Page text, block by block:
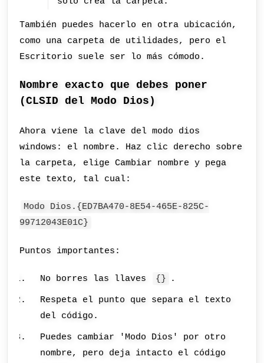
También puedes hacerlo en otra ubicación,
como una carpeta de utilidades, pero el
Escritorio suele ser lo más cómodo.
Nombre exacto que debes poner
(CLSID del Modo Dios)
Ahora viene la clave del modo dios
windows: el nombre. Haz clic derecho sobre
la carpeta, elige Cambiar nombre y pega
este texto, tal cual:
Modo Dios.{ED7BA470-8E54-465E-825C-
99712043E01C}
Puntos importantes:
No borres las llaves {} .
Respeta el punto que separa el texto
del código.
Puedes cambiar 'Modo Dios' por otro
nombre, pero deja intacto el código